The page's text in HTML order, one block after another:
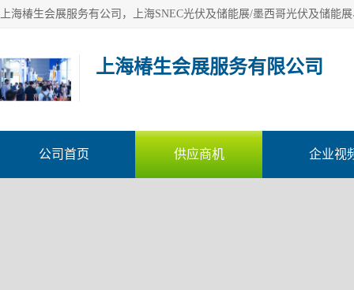
上海椿生会展服务有限公司
公司首页 供应商机 企业视